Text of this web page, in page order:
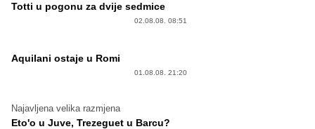
Totti u pogonu za dvije sedmice
02.08.08. 08:51
Aquilani ostaje u Romi
01.08.08. 21:20
Najavljena velika razmjena
Eto'o u Juve, Trezeguet u Barcu?